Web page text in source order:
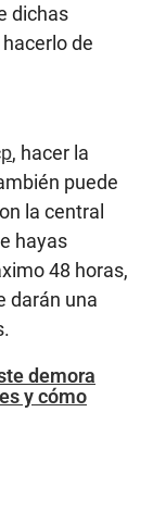
dichas
de
, hacer la
puede
la central
hayas
48 horas,
darán una
demora
y cómo